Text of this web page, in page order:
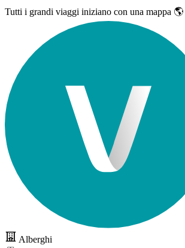
Tutti i grandi viaggi iniziano con una mappa 🌎
Alberghi